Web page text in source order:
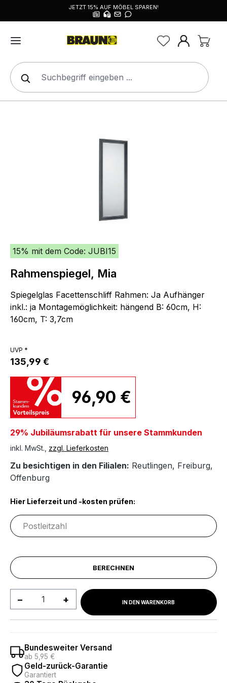
JETZT 15% AUF MÖBEL SPAREN!
15% mit dem Code: JUBI15
Rahmenspiegel, Mia
Spiegelglas Facettenschliff Rahmen: Ja Aufhänger
inkl.: ja Montagemöglichkeit: hängend B: 60cm, H:
160cm, T: 3,7cm
UVP *
135,99 €
96,90 €
29% Jubiläumsrabatt für unsere Stammkunden
inkl. MwSt., zzgl. Lieferkosten
Zu besichtigen in den Filialen: Reutlingen, Freiburg,
Offenburg
Hier Lieferzeit und -kosten prüfen:
BERECHNEN
Produkt Anzahl: Gib denIN DEN WARENKORB
Bundesweiter Versand
ab 5,95 €
Geld-zurück-Garantie
Garantiert